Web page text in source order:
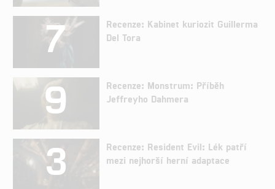
7
Recenze: Kabinet kuriozit Guillerma
Del Tora
9
Recenze: Monstrum: Příběh
Jeffreyho Dahmera
3
Recenze: Resident Evil: Lék patří
mezi nejhorší herní adaptace